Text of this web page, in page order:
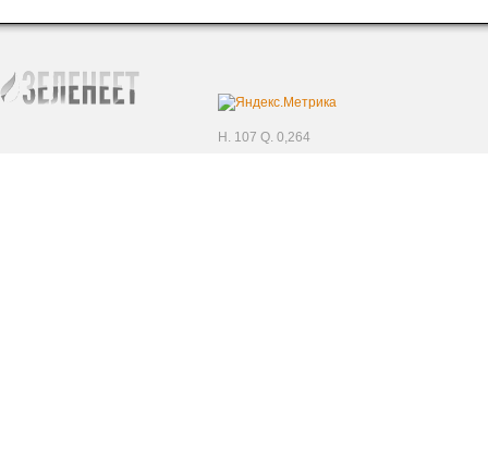
H. 107 Q. 0,264